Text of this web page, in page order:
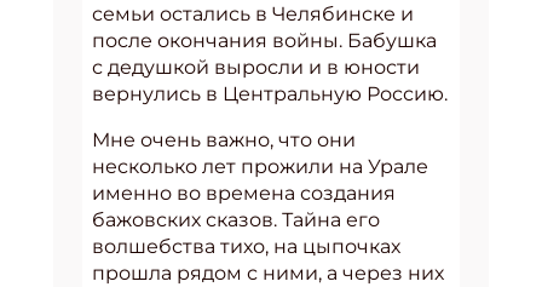
семьи остались в Челябинске и
после окончания войны. Бабушка
с дедушкой выросли и в юности
вернулись в Центральную Россию.
Мне очень важно, что они
несколько лет прожили на Урале
именно во времена создания
бажовских сказов. Тайна его
волшебства тихо, на цыпочках
прошла рядом с ними, а через них